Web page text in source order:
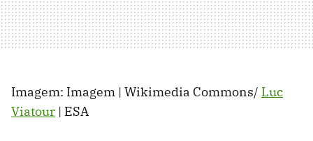
Imagem: Imagem | Wikimedia Commons/ Luc
Viatour | ESA